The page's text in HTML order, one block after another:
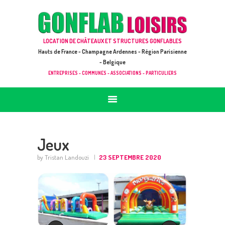
LOCATION DE CHÂTEAUX ET STRUCTURES GONFLABLES
Hauts de France - Champagne Ardennes - Région Parisienne
- Belgique
ENTREPRISES - COMMUNES - ASSOCIATIONS - PARTICULIERS
GONFLAB LOISIRS
ACCUEIL
JEUX À LOUER & PRESTATIONS
CATALOGUE / TARIF
DEMANDE DE DEVIS (SOUS 24H)
Jeux
by Tristan Landouzi 23 SEPTEMBRE 2020